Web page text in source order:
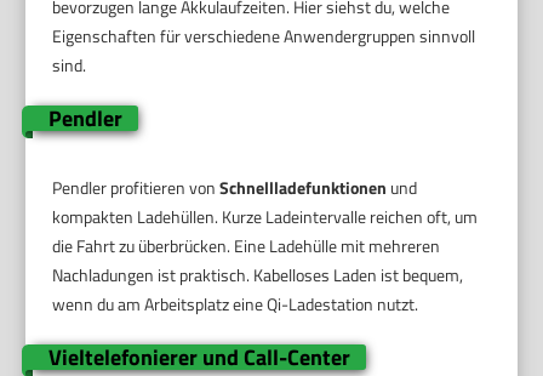
bevorzugen lange Akkulaufzeiten. Hier siehst du, welche
Eigenschaften für verschiedene Anwendergruppen sinnvoll
sind.
Pendler
Pendler profitieren vonSchnellladefunktionen und
kompakten Ladehüllen. Kurze Ladeintervalle reichen oft, um
die Fahrt zu überbrücken. Eine Ladehülle mit mehreren
Nachladungen ist praktisch. Kabelloses Laden ist bequem,
wenn du am Arbeitsplatz eine Qi-Ladestation nutzt.
Vieltelefonierer und Call-Center